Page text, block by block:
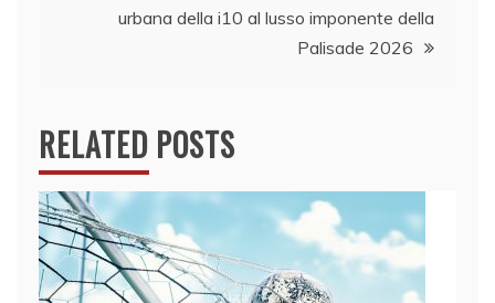
urbana della i10 al lusso imponente della
Palisade 2026
RELATED POSTS